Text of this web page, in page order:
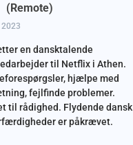
(Remote)
en dansktalende
til Netflix i Athen.
hjælpe med
fejlfinde problemer.
til rådighed. Flydende dansk
er påkrævet.